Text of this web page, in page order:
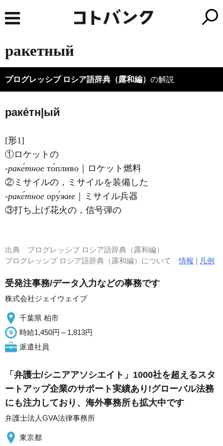
ракетный
プログレッシブ ロシア語辞典（露和編） の解説
раке́тн|ый
[形1]
①ロケットの
‐раке́тное то́пливо｜ロケット燃料
②ミサイルの，ミサイルを装備した
‐раке́тное ору́жие｜ミサイル兵器
③打ち上げ花火の，信号弾の
出典 プログレッシブ ロシア語辞典（露和編）
プログレッシブ ロシア語辞典（露和編）について情報 | 凡例
受発注事務/データ入力などの事務です
株式会社ジェイウェイブ
千葉県 柏市
時給1,450円～1,813円
派遣社員
「弁護士/シニアアソシエイト」1000社を超えるスタ
ートアップ企業のサポート実績あり!グローバル法務
にも注力しており、海外事務所も拡大中です
弁護士法人GVA法律事務所
東京都